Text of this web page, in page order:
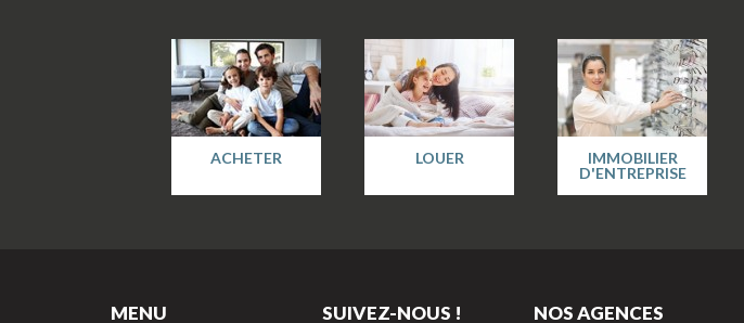
ACHETER LOUER
IMMOBILIER
D'ENTREPRISE
MENU SUIVEZ-NOUS ! NOS AGENCES